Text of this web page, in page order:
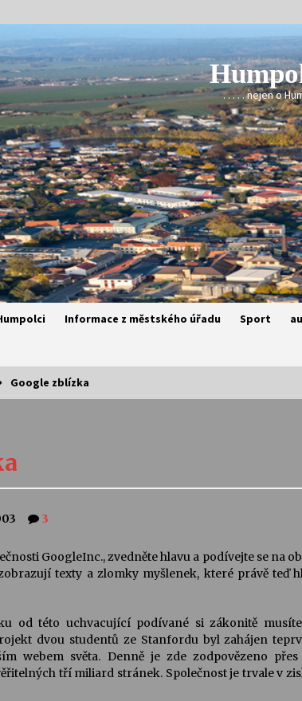
. . . . . nejen o
Informace z městského úřadu Sport
Ensemble
integrační festival
28. 7.–1. 8.
ve Stromovce: Rufus
za Humpolec. V
Josefa Čapka
Varhanní
Klášteře
Google zblízka
3
GoogleInc., zvedněte hlavu a podívejte se na
texty a zlomky myšlenek, které právě teď
od této uchvacující podívané si zákonitě
dvou studentů ze Stanfordu byl zahájen
webem světa. Denně je zde zodpovězeno
tří miliard stránek. Společnost je trvale v